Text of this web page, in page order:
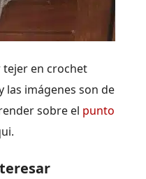
en crochet
las imágenes son de
sobre el punto